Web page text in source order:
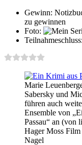
Gewinn:
zu gewinnen
Foto:
Teilnahmeschluss:
Marie
Sabersky und
führen auch
Ensemble von
Passau“ an (von
Hager Moss
Nagel